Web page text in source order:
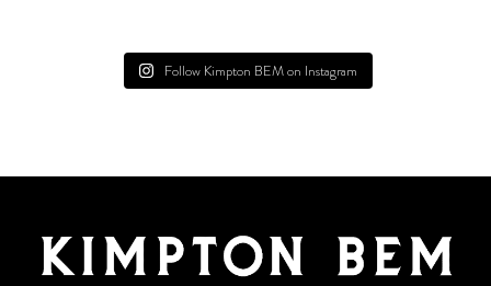
Follow Kimpton BEM on Instagram